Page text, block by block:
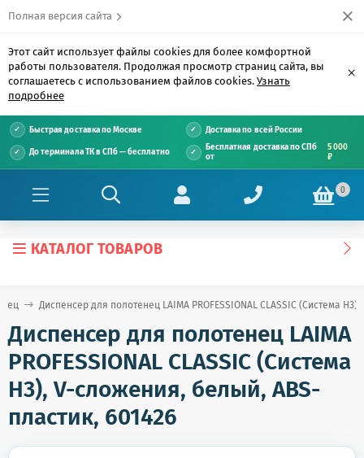
Полная версия сайта
Этот сайт использует файлы cookies для более комфортной
работы пользователя. Продолжая просмотр страниц сайта, вы
соглашаетесь с использованием файлов cookies. Узнать
подробнее
×
Быстрая доставка по Москве Доставка по всей России
До терминала ТК в СПб — бесплатно
Бесплатная доставка по СПб
от
5 000
₽
0
КАТАЛОГ ТОВАРОВ
Диспенсер для полотенец LAIMA PROFESSIONAL CLASSIC (Система
Диспенсер для полотенец LAIMA
PROFESSIONAL CLASSIC (Система
H3), V-сложения, белый, ABS-
пластик, 601426